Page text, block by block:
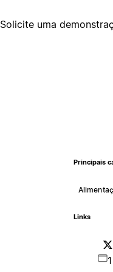
Solicite uma
Principais
Links